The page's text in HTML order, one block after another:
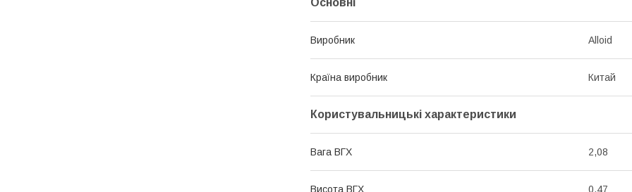
Основні
Виробник Alloid
Країна виробник Китай
Користувальницькі характеристики
Вага ВГХ 2,08
Висота ВГХ 0,47